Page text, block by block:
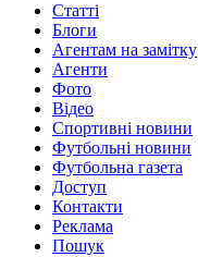
Статті
Блоги
Агентам на замітку
Агенти
Фото
Відео
Спортивні новини
Футбольні новини
Футбольна газета
Доступ
Контакти
Реклама
Пошук